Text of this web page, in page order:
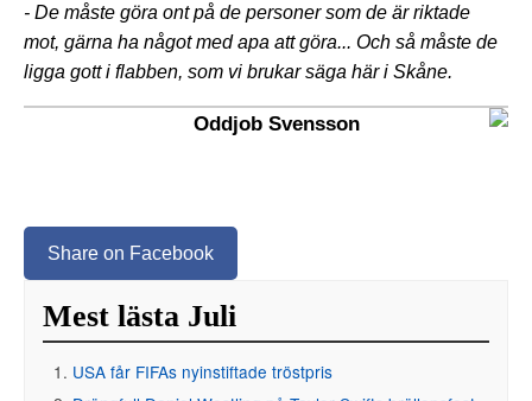
- De måste göra ont på de personer som de är riktade
mot, gärna ha något med apa att göra... Och så måste de
ligga gott i flabben, som vi brukar säga här i Skåne.
Oddjob Svensson
Share on Facebook
Mest lästa Juli
USA får FIFAs nyinstiftade tröstpris